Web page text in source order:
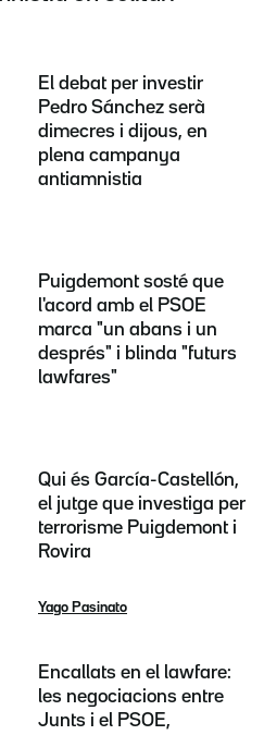
El debat per investir
Pedro Sánchez serà
dimecres i dijous, en
plena campanya
antiamnistia
Puigdemont sosté que
l'acord amb el PSOE
marca "un abans i un
després" i blinda "futurs
lawfares"
Qui és García-Castellón,
el jutge que investiga per
terrorisme Puigdemont i
Rovira
Yago Pasinato
Encallats en el lawfare:
les negociacions entre
Junts i el PSOE,